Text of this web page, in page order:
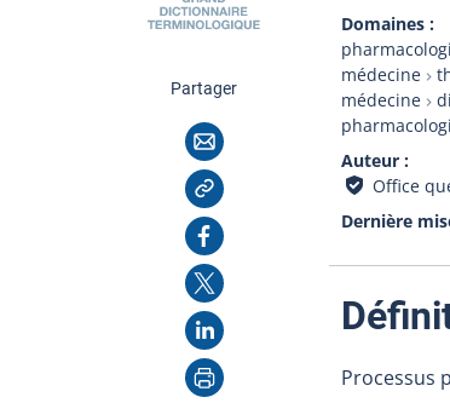
Domaines
médecine
médecine
Auteur
Office
Dernière
Partagercette page
Courriel
Copier l'adresse
Facebook
X
LinkedIn
Imprimer
Processus